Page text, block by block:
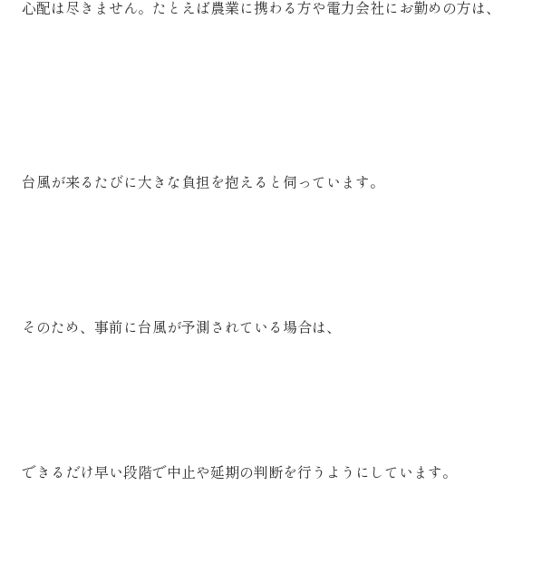
心配は尽きません。 たとえば農業に携わる方や電力会社にお勤めの方は、
台風が来るたびに大きな負担を抱えると伺っています。
そのため、事前に台風が予測されている場合は、
できるだけ早い段階で中止や延期の判断を行うようにしています。